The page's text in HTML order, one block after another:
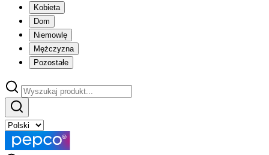
Kobieta
Dom
Niemowlę
Mężczyzna
Pozostałe